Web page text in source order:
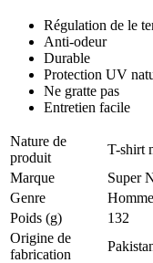
Régulation de le
Anti-odeur
Durable
Protection UV
Ne gratte pas
Entretien facile
Nature de
produit
T-shirt
Marque
Super
Genre
Homme
Poids (g)
132
Origine de
fabrication